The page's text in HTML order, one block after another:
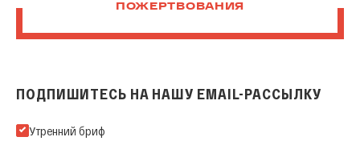
ПОЖЕРТВОВАНИЯ
ПОДПИШИТЕСЬ НА НАШУ EMAIL-РАССЫЛКУ
Подпишитесь на нашу Email-рассылку
Утренний бриф